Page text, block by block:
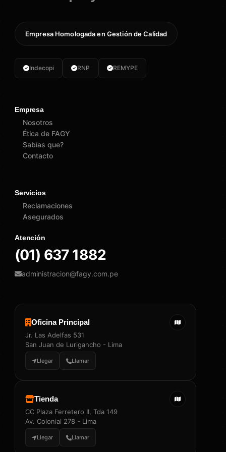
Empresa Homologada en Gestión de Calidad
Indecopi RNP REMYPE
Empresa
Nosotros
Ética de FAGY
Sabías que?
Contacto
Servicios
Reclamaciones
Asegurados
Atención
(01) 637 1882
administracion@fagy.com.pe
Oficina Principal
Jr. Las Adelfas 531
San Juan de Lurigancho - Lima
Llegar Llamar
Tienda
CC Plaza Ferretero II, Tda 149
Av. Colonial 278 - Lima
Llegar Llamar